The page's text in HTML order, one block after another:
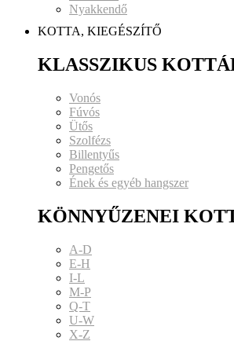
Nyakkendő
KOTTA, KIEGÉSZÍTŐ
KLASSZIKUS
Vonós
Fúvós
Ütős
Szolfézs
Billentyűs
Pengetős
Ének és egyéb hangszer
KÖNNYŰZENEI
A-D
E-H
I-L
M-P
Q-T
U-W
X-Z